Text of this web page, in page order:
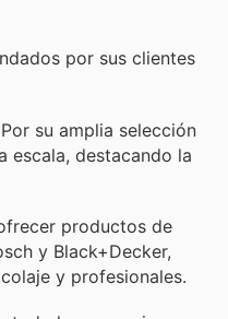
por sus clientes
su amplia selección
escala, destacando la
productos de
y Black+Decker,
y profesionales.